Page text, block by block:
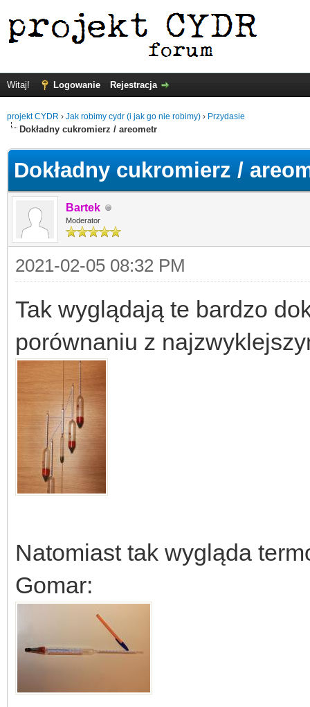
Witaj! Logowanie Rejestracja
projekt CYDR › Jak robimy cydr (i jak go nie robimy) › Przydasie
Dokładny cukromierz / areometr
Dokładny cukromierz /
Bartek
Moderator
2021-02-05 08:32 PM
Tak wyglądają te bardzo
porównaniu z
Natomiast tak wygląda
Gomar: